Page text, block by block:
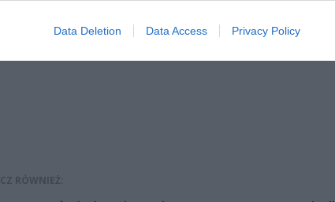
Data Deletion Data Access Privacy Policy
ad
RÓWNIEŻ: